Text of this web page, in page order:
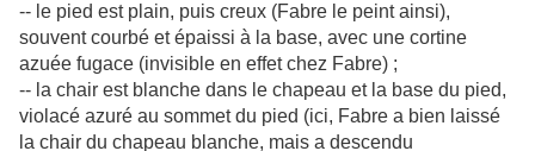
-- le pied est plain, puis creux (Fabre le peint ainsi),
souvent courbé et épaissi à la base, avec une cortine
azuée fugace (invisible en effet chez Fabre) ;
-- la chair est blanche dans le chapeau et la base du pied,
violacé azuré au sommet du pied (ici, Fabre a bien laissé
la chair du chapeau blanche, mais a descendu